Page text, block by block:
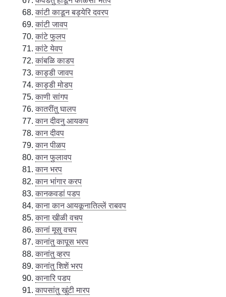
कांटी काडून बड्येरि दवरप
कांटी जावप
कांटे फुलप
कांटे येवप
कांबळि काडप
काड्डी जावप
काड्डी मोडप
काणी सांगप
कातरींतु घालप
कान दीवनु आयकप
कान दीवप
कान पीळप
कान फुलावप
कान भरप
कान भांगार करप
कानकवडां पडप
काना कान आयकूनातिल्लें राबवप
काना खीळी वचप
कानां मूसु वचप
कानांतु कापूस भरप
कानांतु व्हरप
कानांतु शिशें भरप
कानारि पडप
कापसांतु खुंटी मारप